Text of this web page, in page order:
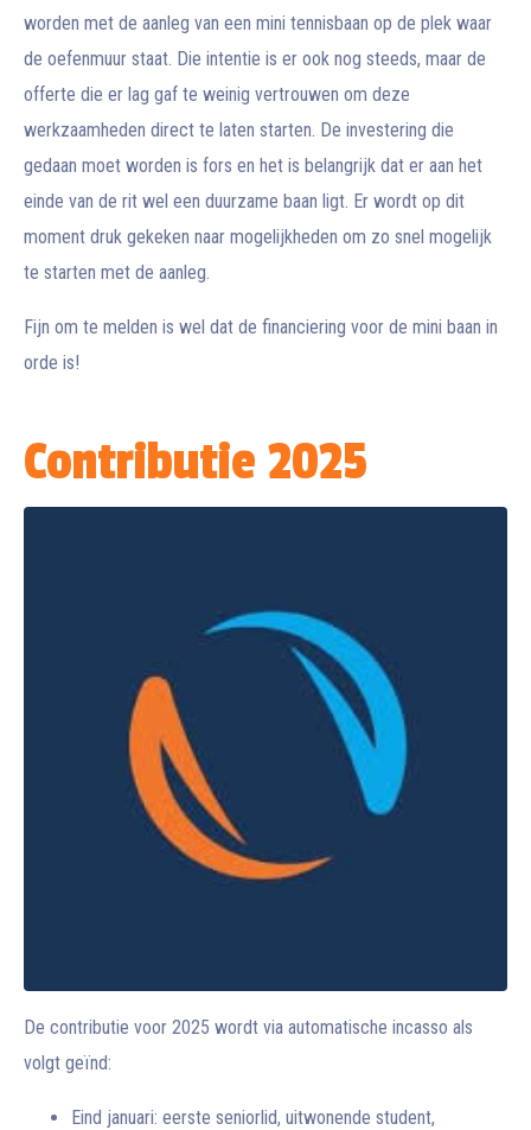
worden met de aanleg van een mini tennisbaan op de plek waar
de oefenmuur staat. Die intentie is er ook nog steeds, maar de
offerte die er lag gaf te weinig vertrouwen om deze
werkzaamheden direct te laten starten. De investering die
gedaan moet worden is fors en het is belangrijk dat er aan het
einde van de rit wel een duurzame baan ligt. Er wordt op dit
moment druk gekeken naar mogelijkheden om zo snel mogelijk
te starten met de aanleg.
Fijn om te melden is wel dat de financiering voor de mini baan in
orde is!
Contributie 2025
De contributie voor 2025 wordt via automatische incasso als
volgt geïnd:
Eind januari: eerste seniorlid, uitwonende student,